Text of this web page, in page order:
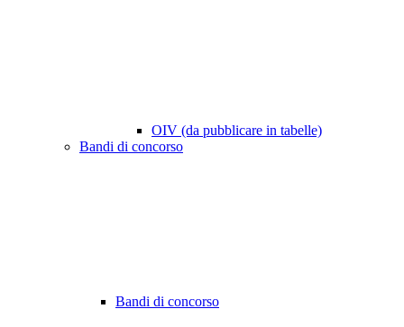
OIV (da pubblicare in tabelle)
Bandi di concorso
Bandi di concorso